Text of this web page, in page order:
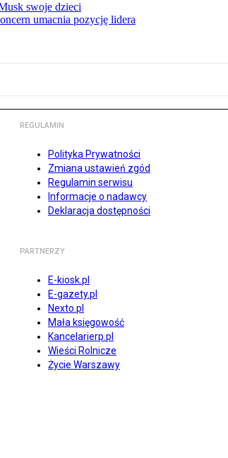
swoje dzieci
umacnia pozycję lidera
REGULAMIN
Polityka Prywatności
Zmiana ustawień zgód
Regulamin serwisu
Informacje o nadawcy
Deklaracja dostępności
PARTNERZY
E-kiosk.pl
E-gazety.pl
Nexto.pl
Mała księgowość
Kancelarierp.pl
Wieści Rolnicze
Życie Warszawy